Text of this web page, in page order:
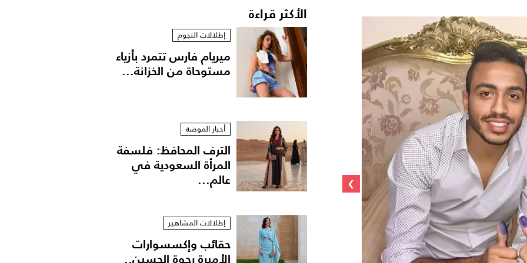
›
الأكثر قراءة
إطلالات النجوم
ميريام فارس تتمرد بأزياء
مستوحاة من الخزانة...
أخبار الموضة
الترف المحافظ: فلسفة
المرأة السعودية في
عالم...
إطلالات المشاهير
حقائب وإكسسوارات
الأميرة رجوة الحسين..